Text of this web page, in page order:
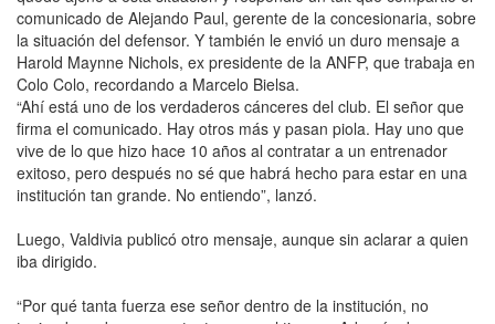
comunicado de Alejando Paul, gerente de la concesionaria, sobre
la situación del defensor. Y también le envió un duro mensaje a
Harold Maynne Nichols, ex presidente de la ANFP, que trabaja en
Colo Colo, recordando a Marcelo Bielsa.
“Ahí está uno de los verdaderos cánceres del club. El señor que
firma el comunicado. Hay otros más y pasan piola. Hay uno que
vive de lo que hizo hace 10 años al contratar a un entrenador
exitoso, pero después no sé que habrá hecho para estar en una
institución tan grande. No entiendo”, lanzó.
Luego, Valdivia publicó otro mensaje, aunque sin aclarar a quien
iba dirigido.
“Por qué tanta fuerza ese señor dentro de la institución, no